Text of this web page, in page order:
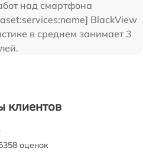
над смартфона
BlackView
в среднем занимает 3
клиентов
оценок